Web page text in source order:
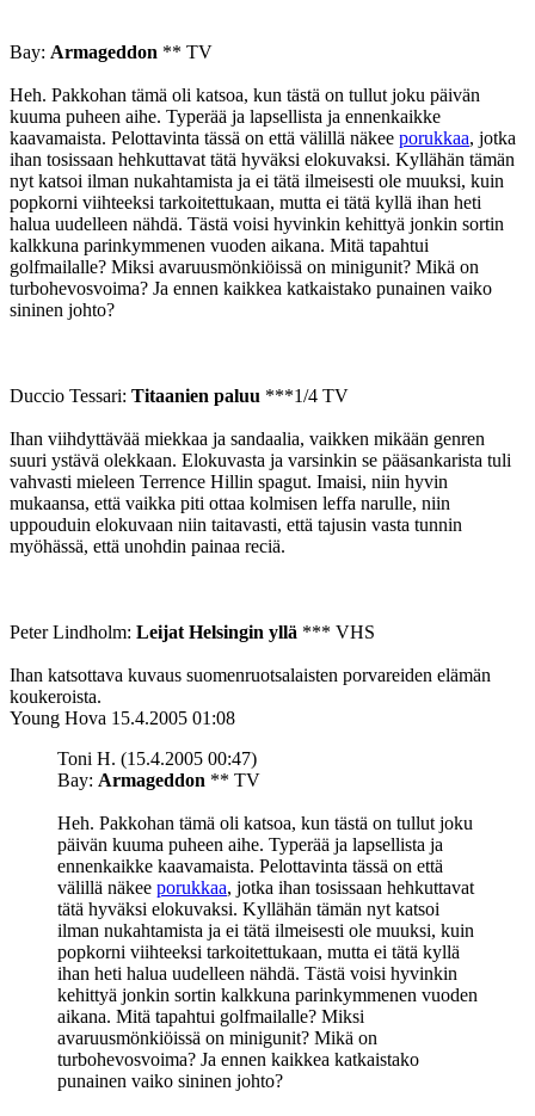
Bay: Armageddon ** TV
Heh. Pakkohan tämä oli katsoa, kun tästä on tullut joku päivän
kuuma puheen aihe. Typerää ja lapsellista ja ennenkaikke
kaavamaista. Pelottavinta tässä on että välillä näkee porukkaa, jotka
ihan tosissaan hehkuttavat tätä hyväksi elokuvaksi. Kyllähän tämän
nyt katsoi ilman nukahtamista ja ei tätä ilmeisesti ole muuksi, kuin
popkorni viihteeksi tarkoitettukaan, mutta ei tätä kyllä ihan heti
halua uudelleen nähdä. Tästä voisi hyvinkin kehittyä jonkin sortin
kalkkuna parinkymmenen vuoden aikana. Mitä tapahtui
golfmailalle? Miksi avaruusmönkiöissä on minigunit? Mikä on
turbohevosvoima? Ja ennen kaikkea katkaistako punainen vaiko
sininen johto?
Duccio Tessari: Titaanien paluu ***1/4 TV
Ihan viihdyttävää miekkaa ja sandaalia, vaikken mikään genren
suuri ystävä olekkaan. Elokuvasta ja varsinkin se pääsankarista tuli
vahvasti mieleen Terrence Hillin spagut. Imaisi, niin hyvin
mukaansa, että vaikka piti ottaa kolmisen leffa narulle, niin
uppouduin elokuvaan niin taitavasti, että tajusin vasta tunnin
myöhässä, että unohdin painaa reciä.
Peter Lindholm: Leijat Helsingin yllä *** VHS
Ihan katsottava kuvaus suomenruotsalaisten porvareiden elämän
koukeroista.
Young Hova 15.4.2005 01:08
Toni H. (15.4.2005 00:47)
Bay: Armageddon ** TV
Heh. Pakkohan tämä oli katsoa, kun tästä on tullut joku
päivän kuuma puheen aihe. Typerää ja lapsellista ja
ennenkaikke kaavamaista. Pelottavinta tässä on että
välillä näkee porukkaa, jotka ihan tosissaan hehkuttavat
tätä hyväksi elokuvaksi. Kyllähän tämän nyt katsoi
ilman nukahtamista ja ei tätä ilmeisesti ole muuksi, kuin
popkorni viihteeksi tarkoitettukaan, mutta ei tätä kyllä
ihan heti halua uudelleen nähdä. Tästä voisi hyvinkin
kehittyä jonkin sortin kalkkuna parinkymmenen vuoden
aikana. Mitä tapahtui golfmailalle? Miksi
avaruusmönkiöissä on minigunit? Mikä on
turbohevosvoima? Ja ennen kaikkea katkaistako
punainen vaiko sininen johto?